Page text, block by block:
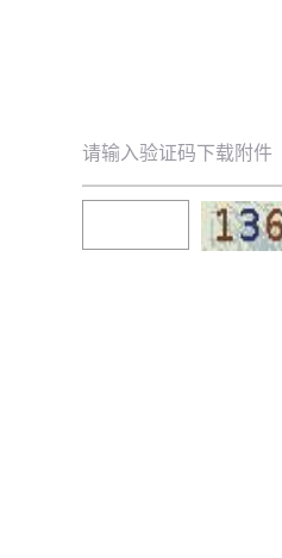
请输入验证码下载附件